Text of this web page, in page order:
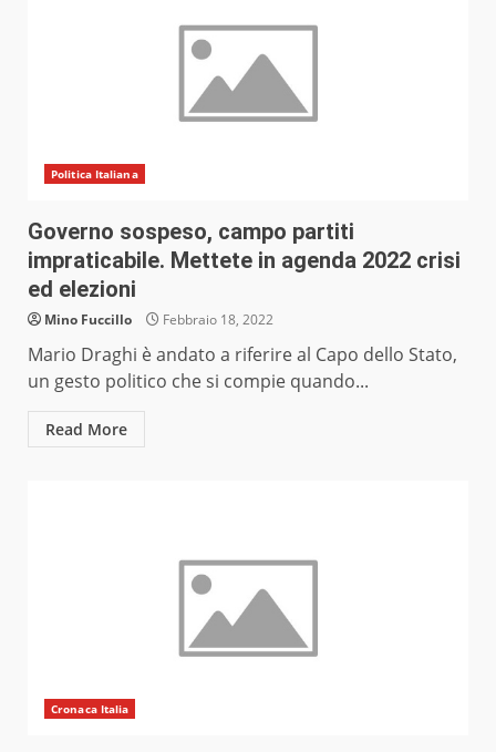
Politica Italiana
Governo sospeso, campo partiti
impraticabile. Mettete in agenda 2022 crisi
ed elezioni
Mino Fuccillo Febbraio 18, 2022
Mario Draghi è andato a riferire al Capo dello Stato,
un gesto politico che si compie quando...
Read More
Cronaca Italia